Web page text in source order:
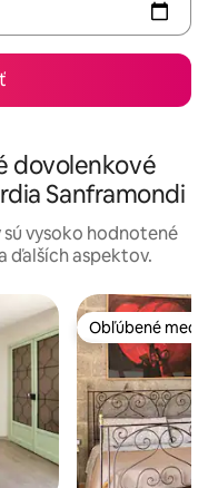
dovolenkové
Sanframondi
vysoko hodnotené
ďalších aspektov.
Obľúbené medzi
Obľúbené medzi